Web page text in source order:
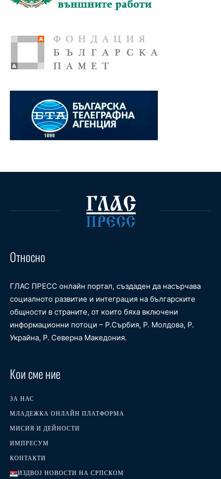
Относно
ГЛАС ПРЕСС онлайн портал, създаден да насърчава
социалното развитие и интеграция на българските
общности в страните, от които бяха включени
информационни потоци – Р.Сърбия, Р. Молдова, Р.
Украйна, Р. Северна Македония.
Кои сме ние
ЗА НАС
МЛАДЕЖКА ОНЛАЙН ПЛАТФОРМА
МИСИЯ И ДЕЙНОСТИ
ИМПРЕСУМ
КОНТАКТИ
ИЗДВОЈ НОВОСТИ НА СРПСКОМ